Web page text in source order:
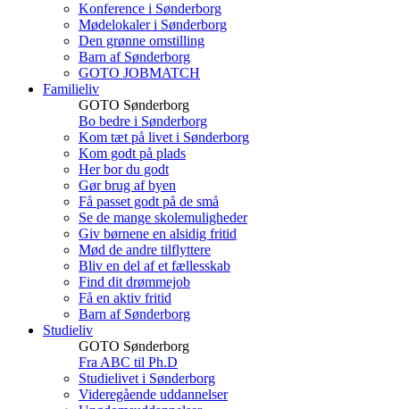
Konference i Sønderborg
Mødelokaler i Sønderborg
Den grønne omstilling
Barn af Sønderborg
GOTO JOBMATCH
Familieliv
GOTO Sønderborg
Bo bedre i Sønderborg
Kom tæt på livet i Sønderborg
Kom godt på plads
Her bor du godt
Gør brug af byen
Få passet godt på de små
Se de mange skolemuligheder
Giv børnene en alsidig fritid
Mød de andre tilflyttere
Bliv en del af et fællesskab
Find dit drømmejob
Få en aktiv fritid
Barn af Sønderborg
Studieliv
GOTO Sønderborg
Fra ABC til Ph.D
Studielivet i Sønderborg
Videregående uddannelser